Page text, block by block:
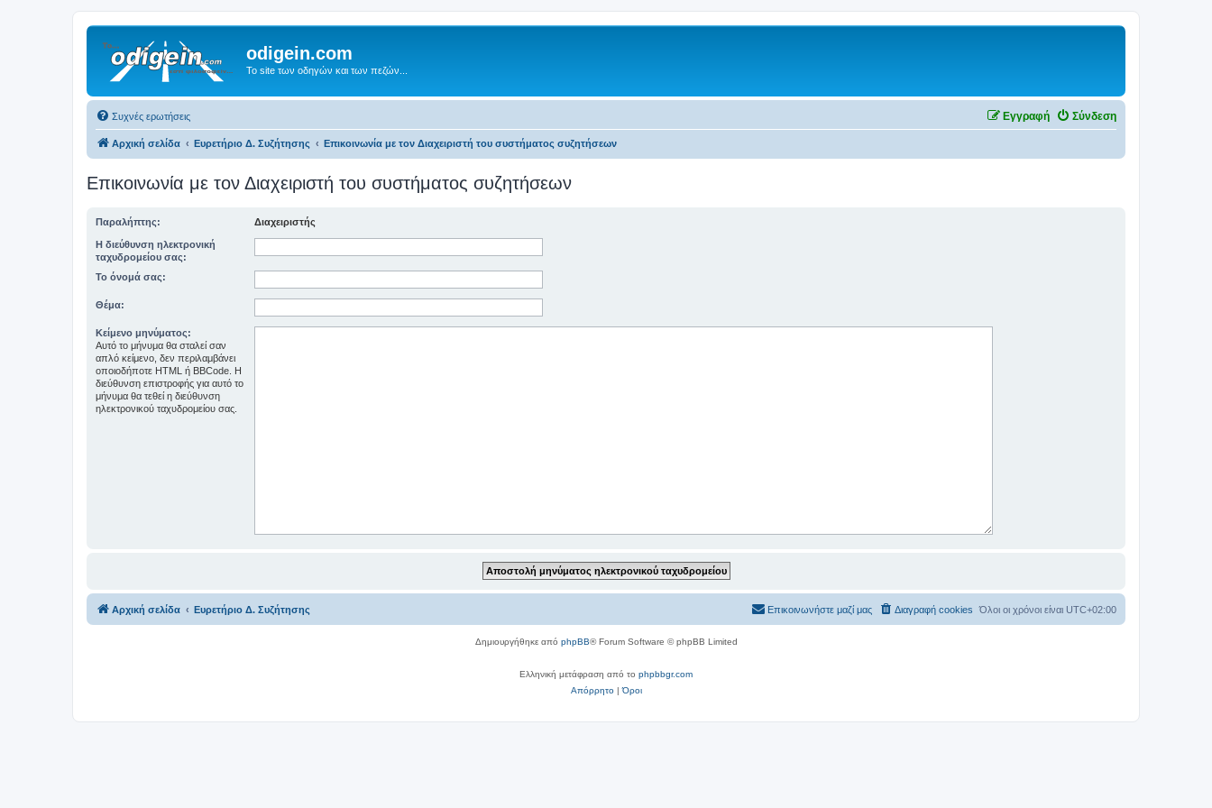
odigein.com
Το site των οδηγών και των πεζών...
Συχνές ερωτήσεις Σύνδεση
Εγγραφή
Αρχική σελίδα Ευρετήριο Δ. Συζήτησης Επικοινωνία με τον Διαχειριστή του συστήματος συζητήσεων
Επικοινωνία με τον Διαχειριστή του συστήματος συζητήσεων
Παραλήπτης: Διαχειριστής
Η διεύθυνση ηλεκτρονική
ταχυδρομείου σας:
Το όνομά σας:
Θέμα:
Κείμενο μηνύματος:
Αυτό το μήνυμα θα σταλεί σαν
απλό κείμενο, δεν περιλαμβάνει
οποιοδήποτε HTML ή BBCode. Η
διεύθυνση επιστροφής για αυτό το
μήνυμα θα τεθεί η διεύθυνση
ηλεκτρονικού ταχυδρομείου σας.
Αρχική σελίδα Ευρετήριο Δ. Συζήτησης Όλοι οι χρόνοι είναι UTC+02:00
Διαγραφή cookies
Επικοινωνήστε μαζί μας
Δημιουργήθηκε από phpBB® Forum Software © phpBB Limited
Ελληνική μετάφραση από το phpbbgr.com
Απόρρητο|Όροι